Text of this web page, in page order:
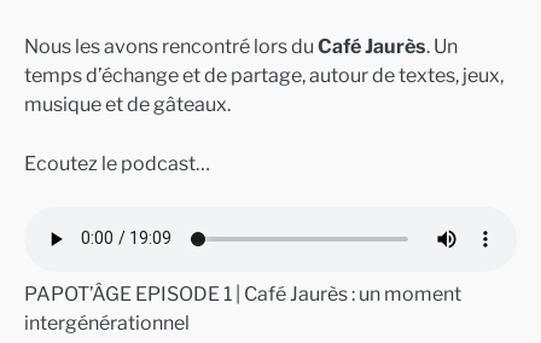
Nous les avons rencontré lors du Café Jaurès. Un
temps d’échange et de partage, autour de textes, jeux,
musique et de gâteaux.
Ecoutez le podcast…
PAPOT’ÂGE EPISODE 1 | Café Jaurès : un moment
intergénérationnel